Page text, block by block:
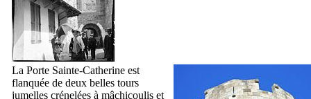
La Porte Sainte-Catherine est
flanquée de deux belles tours
jumelles crénelées à mâchicoulis et